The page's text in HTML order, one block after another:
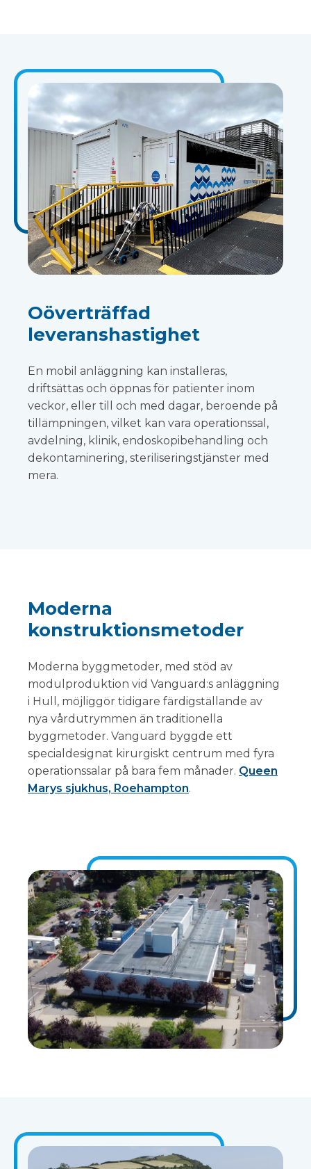
Oöverträffad
leveranshastighet
En mobil anläggning kan installeras,
driftsättas och öppnas för patienter inom
veckor, eller till och med dagar, beroende på
tillämpningen, vilket kan vara operationssal,
avdelning, klinik, endoskopibehandling och
dekontaminering, steriliseringstjänster med
mera.
Moderna
konstruktionsmetoder
Moderna byggmetoder, med stöd av
modulproduktion vid Vanguard:s anläggning
i Hull, möjliggör tidigare färdigställande av
nya vårdutrymmen än traditionella
byggmetoder. Vanguard byggde ett
specialdesignat kirurgiskt centrum med fyra
operationssalar på bara fem månader. Queen
Marys sjukhus, Roehampton.